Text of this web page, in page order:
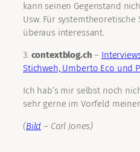
kann seinen Gegenstand
Usw. Für
überaus interessant.
3. contextblog.ch –
Stichweh, Umberto Eco und
Ich hab’s mir selbst noch
sehr gerne im Vorfeld
(Bild – Carl Jones)